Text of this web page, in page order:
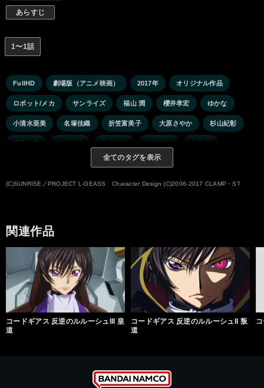
あらすじ
1〜1話
FullHD 劇場版（アニメ映画） 2017年 オリジナル作品
ロボット/メカ サンライズ 福山 潤 櫻井孝宏 ゆかな
小清水亜美 名塚佳織 折笠富美子 大原さやか 杉山紀彰
千葉紗子 若本規夫 井上倫宏 三戸耕三 白鳥 哲
南 央美 梁田清之
飛田展男 宝亀克寿 成田 剣 渡辺明乃 中田譲治
高田裕司
全てのタグを表示
(C)SUNRISE／PROJECT L-GEASS Character Design (C)2006-2017 CLAMP・ST
関連作品
コードギアス 反逆のルルーシュIII 皇
道
コードギアス 反逆のルルーシュII 叛
道